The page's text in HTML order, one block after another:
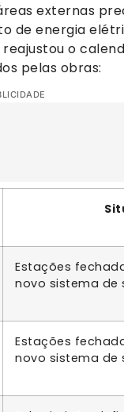
externas
de energia
o
pelas obras:
Estações
novo sistema de
Estações
novo sistema de